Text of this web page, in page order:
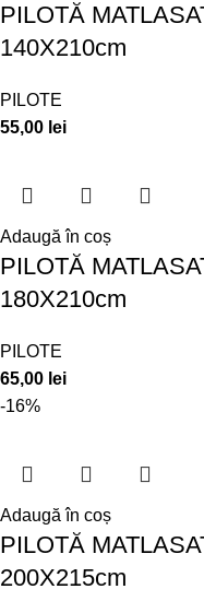
PILOTĂ
140X210cm
PILOTE
55,00 lei
Adaugă în coș
PILOTĂ
180X210cm
PILOTE
65,00 lei
-16%
Adaugă în coș
PILOTĂ
200X215cm